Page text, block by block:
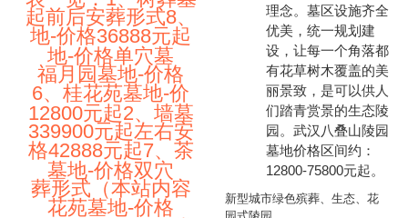
起前后安葬形式8、
福月园墓地-价格
339900元起左右安
葬形式（本站内容
地-价格36888元起
6、桂花苑墓地-价
格42888元起7、茶
花苑墓地-价格
地-价格单穴墓
12800元起2、墙墓
墓地-价格双穴
理念。墓区设施齐全
优美，统一规划建
设，让每一个角落都
有花草树木覆盖的美
丽景致，是可以供人
们踏青赏景的生态陵
园。武汉八叠山陵园
墓地价格区间约：
12800-75800元起。
新型城市绿色殡葬、生态、花